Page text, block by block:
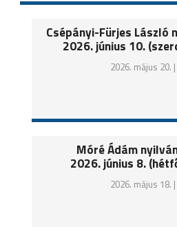
Csépányi-Fürjes László
2026. június 10.
2026. május 20. |
Móré Ádám
2026. június 8.
2026. május 18. |